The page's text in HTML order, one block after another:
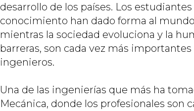
desarrollo de los países. Los
conocimiento han dado forma al
mientras la sociedad evoluciona y la
barreras, son cada vez más importantes
ingenieros.
Una de las ingenierías que más ha
Mecánica, donde los profesionales son